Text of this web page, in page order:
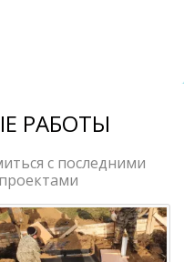
РАБОТЫ
с последними